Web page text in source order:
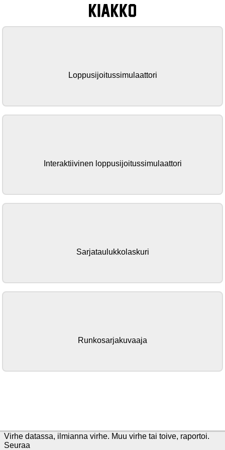
KIAKKO
Loppusijoitussimulaattori
Interaktiivinen loppusijoitussimulaattori
Sarjataulukkolaskuri
Runkosarjakuvaaja
Virhe datassa, ilmianna virhe. Muu virhe tai toive, raportoi.
Seuraa